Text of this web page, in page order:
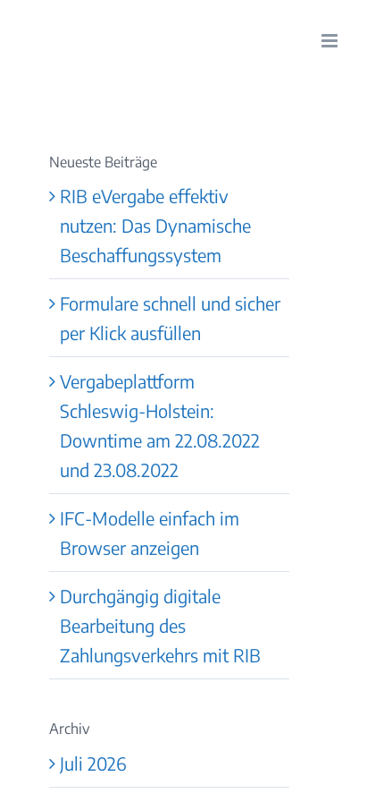
Neueste Beiträge
RIB eVergabe effektiv
nutzen: Das Dynamische
Beschaffungssystem
Formulare schnell und sicher
per Klick ausfüllen
Vergabeplattform
Schleswig-Holstein:
Downtime am 22.08.2022
und 23.08.2022
IFC-Modelle einfach im
Browser anzeigen
Durchgängig digitale
Bearbeitung des
Zahlungsverkehrs mit RIB
Archiv
Juli 2026